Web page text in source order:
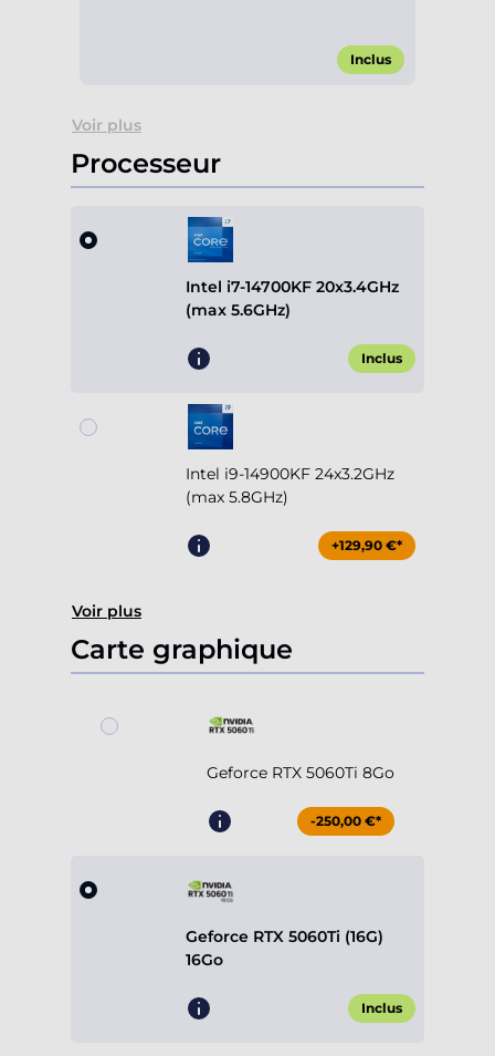
Inclus
1
of
1
Voir plus
Processeur
Intel i7-14700KF 20x3.4GHz
(max 5.6GHz)
Inclus
Intel i9-14900KF 24x3.2GHz
(max 5.8GHz)
+129,90 €*
Voir plus
Carte graphique
Geforce RTX 5060Ti 8Go
-250,00 €*
Geforce RTX 5060Ti (16G)
16Go
Inclus